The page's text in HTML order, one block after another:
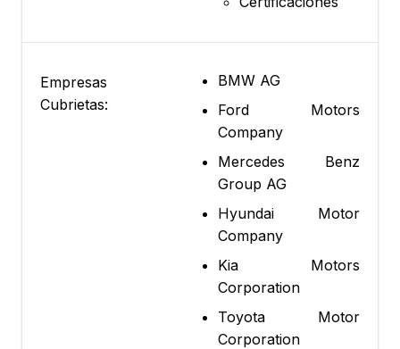
Empresas
Cubrietas:
BMW AG
Ford Motors
Company
Mercedes Benz
Group AG
Hyundai Motor
Company
Kia Motors
Corporation
Toyota Motor
Corporation